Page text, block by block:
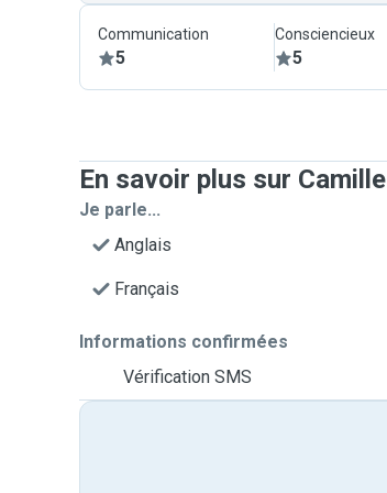
Communication
5
Consciencieux
5
En savoir plus sur Camille
Je parle...
Anglais
Français
Informations confirmées
Vérification SMS